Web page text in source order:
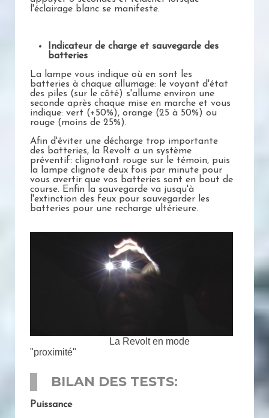
l'éclairage blanc se manifeste.
Indicateur de charge et sauvegarde des
batteries
La lampe vous indique où en sont les
batteries à chaque allumage: le voyant d'état
des piles (sur le côté) s'allume environ une
seconde après chaque mise en marche et vous
indique: vert (+50%), orange (25 à 50%) ou
rouge (moins de 25%).
Afin d'éviter une décharge trop importante
des batteries, la Revolt a un système
préventif: clignotant rouge sur le témoin, puis
la lampe clignote deux fois par minute pour
vous avertir que vos batteries sont en bout de
course. Enfin la sauvegarde va jusqu'à
l'extinction des feux pour sauvegarder les
batteries pour une recharge ultérieure.
La Revolt en mode
"proximité"
BILAN DES TESTS:
Puissance